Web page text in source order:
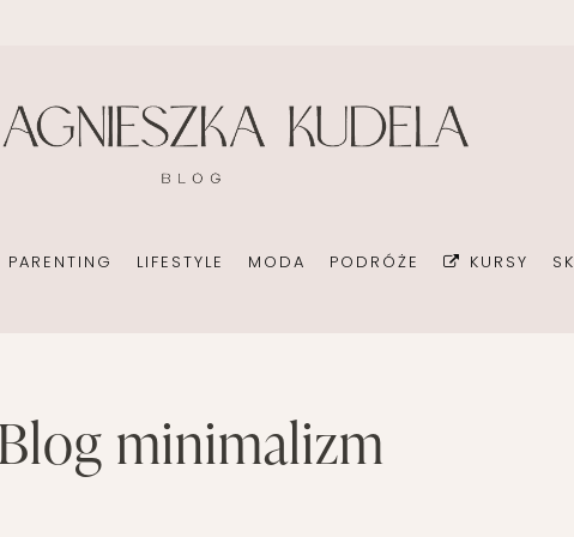
PARENTING
KARMIENIE PIERSIĄ
LIFESTYLE
FOTOGRAFIA
MODA PODRÓŻE KURSY
KONSULTANT ŚLUBNY
ORGANIZACJA
BIURO
POKÓJ DZIECIĘCY
KARMIENIE PIERSIĄ
WÓZKI DZIECIĘCE
FOTOGRAFIA
blog minimalizm